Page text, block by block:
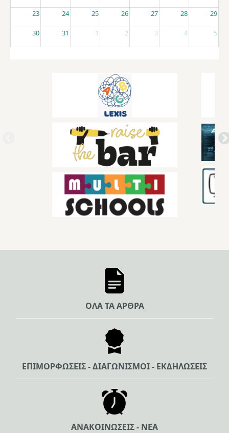
23 24 25 26 27 28 29
30 31 1 2 3 4 5
ΟΛΑ ΤΑ ΑΡΘΡΑ
ΕΠΙΜΟΡΦΩΣΕΙΣ - ΔΙΑΓΩΝΙΣΜΟΙ - ΕΚΔΗΛΩΣΕΙΣ
ΑΝΑΚΟΙΝΩΣΕΙΣ - ΝΕΑ